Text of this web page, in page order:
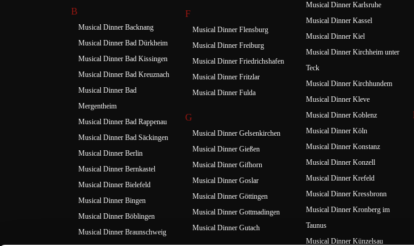
B
Musical Dinner Backnang
Musical Dinner Bad Dürkheim
Musical Dinner Bad Kissingen
Musical Dinner Bad Kreuznach
Musical Dinner Bad
Mergentheim
Musical Dinner Bad Rappenau
Musical Dinner Bad Säckingen
Musical Dinner Berlin
Musical Dinner Bernkastel
Musical Dinner Bielefeld
Musical Dinner Bingen
Musical Dinner Böblingen
Musical Dinner Braunschweig
F
Musical Dinner Flensburg
Musical Dinner Freiburg
Musical Dinner Friedrichshafen
Musical Dinner Fritzlar
Musical Dinner Fulda
G
Musical Dinner Gelsenkirchen
Musical Dinner Gießen
Musical Dinner Gifhorn
Musical Dinner Goslar
Musical Dinner Göttingen
Musical Dinner Gottmadingen
Musical Dinner Gutach
Musical Dinner Karlsruhe
Musical Dinner Kassel
Musical Dinner Kiel
Musical Dinner Kirchheim unter
Teck
Musical Dinner Kirchhundem
Musical Dinner Kleve
Musical Dinner Koblenz
Musical Dinner Köln
Musical Dinner Konstanz
Musical Dinner Konzell
Musical Dinner Krefeld
Musical Dinner Kressbronn
Musical Dinner Kronberg im
Taunus
Musical Dinner Künzelsau